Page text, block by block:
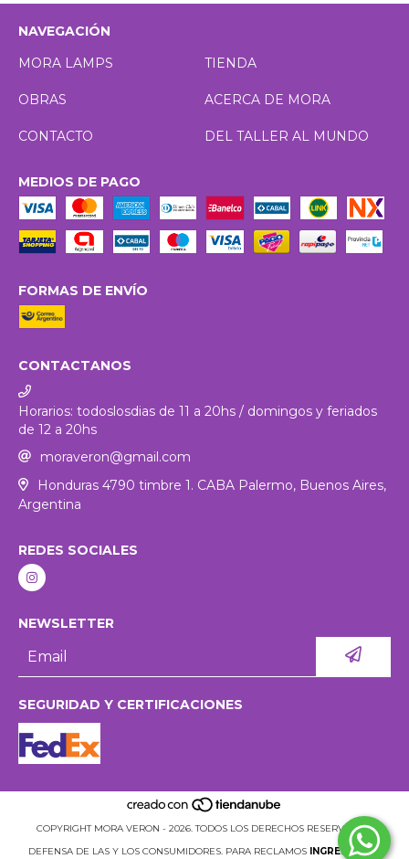
NAVEGACIÓN
MORA LAMPS
TIENDA
OBRAS ACERCA DE MORA
CONTACTO DEL TALLER AL MUNDO
MEDIOS DE PAGO
FORMAS DE ENVÍO
CONTACTANOS
Horarios: todoslosdias de 11 a 20hs / domingos y feriados
de 12 a 20hs
moraveron@gmail.com
Honduras 4790 timbre 1. CABA Palermo, Buenos Aires,
Argentina
REDES SOCIALES
NEWSLETTER
SEGURIDAD Y CERTIFICACIONES
COPYRIGHT MORA VERON - 2026. TODOS LOS DERECHOS RESERVADOS.
DEFENSA DE LAS Y LOS CONSUMIDORES. PARA RECLAMOS
INGRESÁ ACÁ.